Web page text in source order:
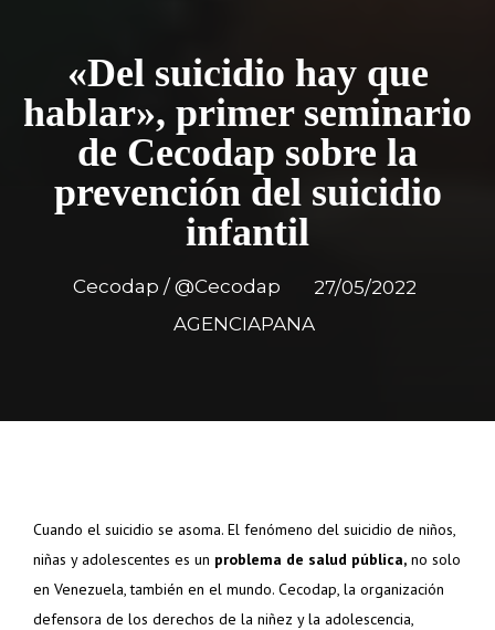
«Del suicidio hay que
hablar», primer seminario
de Cecodap sobre la
prevención del suicidio
infantil
Cecodap / @Cecodap
27/05/2022
AGENCIAPANA
Cuando el suicidio se asoma. El fenómeno del suicidio de niños,
niñas y adolescentes es un problema de salud pública, no solo
en Venezuela, también en el mundo. Cecodap, la organización
defensora de los derechos de la niñez y la adolescencia,